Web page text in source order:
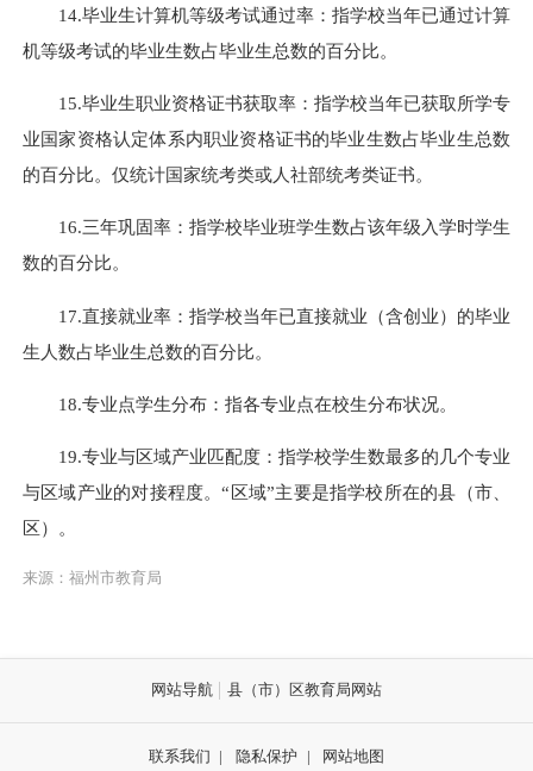
14.毕业生计算机等级考试通过率：指学校当年已通过计算
机等级考试的毕业生数占毕业生总数的百分比。
15.毕业生职业资格证书获取率：指学校当年已获取所学专
业国家资格认定体系内职业资格证书的毕业生数占毕业生总数
的百分比。仅统计国家统考类或人社部统考类证书。
16.三年巩固率：指学校毕业班学生数占该年级入学时学生
数的百分比。
17.直接就业率：指学校当年已直接就业（含创业）的毕业
生人数占毕业生总数的百分比。
18.专业点学生分布：指各专业点在校生分布状况。
19.专业与区域产业匹配度：指学校学生数最多的几个专业
与区域产业的对接程度。“区域”主要是指学校所在的县（市、
区）。
来源：福州市教育局
网站导航 县（市）区教育局网站
联系我们 | 隐私保护 | 网站地图